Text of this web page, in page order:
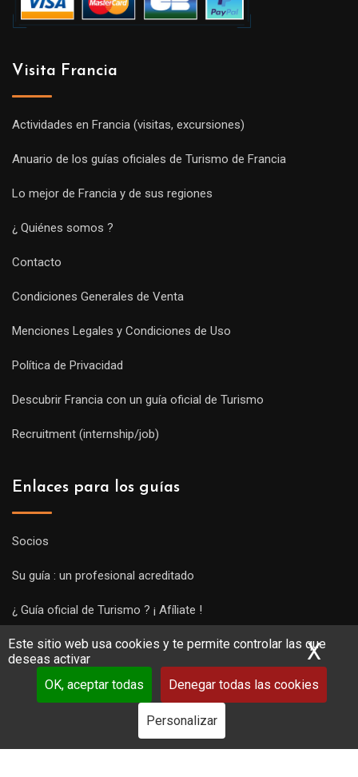
Este sitio web usa cookies y te permite controlar las que
deseas activar
OK, aceptar todas
Denegar todas las cookies
Personalizar
X
Visita Francia
Actividades en Francia (visitas, excursiones)
Anuario de los guías oficiales de Turismo de Francia
Lo mejor de Francia y de sus regiones
¿ Quiénes somos ?
Contacto
Condiciones Generales de Venta
Menciones Legales y Condiciones de Uso
Política de Privacidad
Descubrir Francia con un guía oficial de Turismo
Recruitment (internship/job)
Enlaces para los guías
Socios
Su guía : un profesional acreditado
¿ Guía oficial de Turismo ? ¡ Afíliate !
Subir una visita y empezar a trabajar !